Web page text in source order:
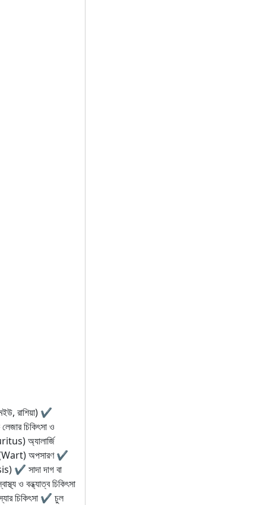
রাশিয়া) ✔
চিকিৎসা ও
অ্যালার্জি
(Wart) অপসারণ ✔
✔ সাদা দাগ বা
ও বন্ধ্যাত্ব চিকিৎসা
চিকিৎসা ✔ চুল